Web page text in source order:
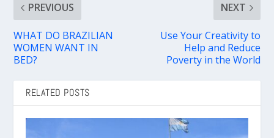
PREVIOUS
WHAT DO BRAZILIAN
WOMEN WANT IN
BED?
NEXT
Use Your Creativity to
Help and Reduce
Poverty in the World
RELATED POSTS